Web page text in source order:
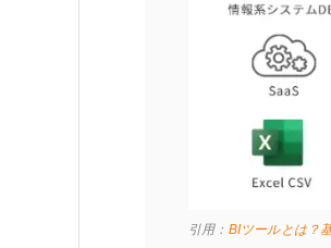
引用： BIツールとは？